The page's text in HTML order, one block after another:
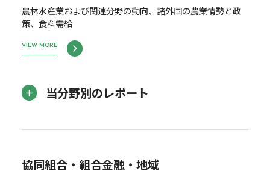
農林水産業および関連分野の動向、諸外国の農業情勢と政
策、食料需給
VIEW MORE
当分野別のレポート
協同組合・組合金融・地域